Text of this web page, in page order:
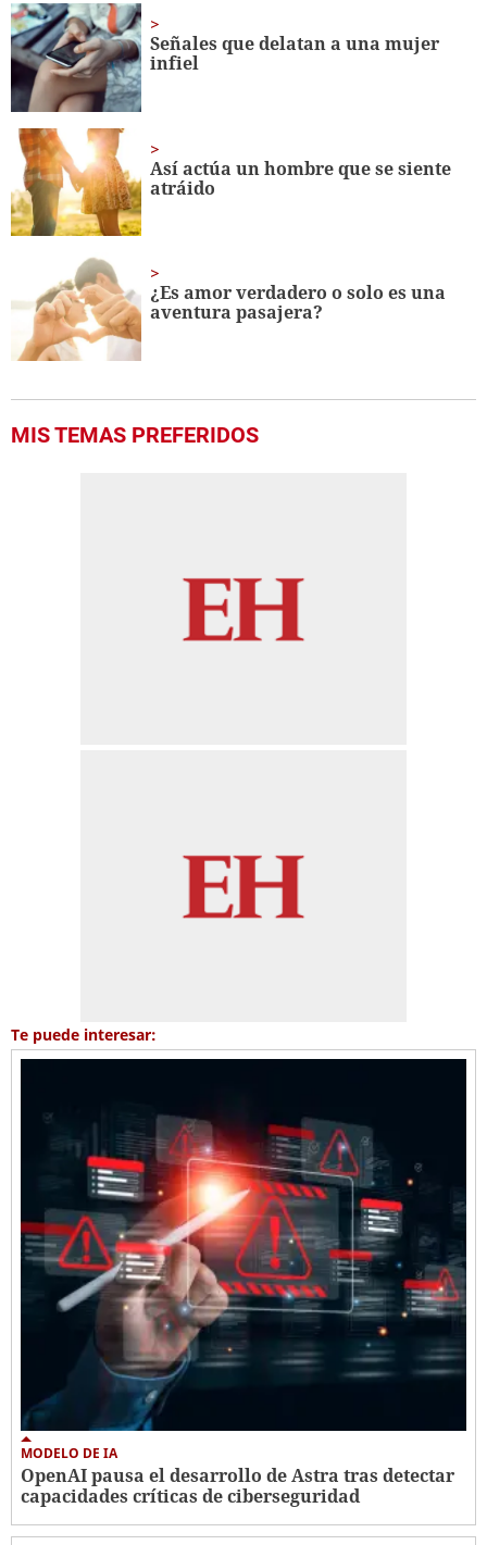
1
minute,
41
seconds
Señales que delatan a una mujer
infiel
Así actúa un hombre que se siente
atráido
¿Es amor verdadero o solo es una
aventura pasajera?
MIS TEMAS PREFERIDOS
Te puede interesar:
MODELO DE IA
OpenAI pausa el desarrollo de Astra tras detectar
capacidades críticas de ciberseguridad